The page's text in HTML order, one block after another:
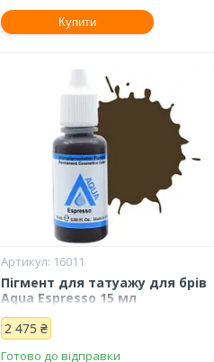
Купити
16011
Пігмент для татуажу для брів
Aqua Espresso 15 мл
2 475 ₴
Готово до відправки